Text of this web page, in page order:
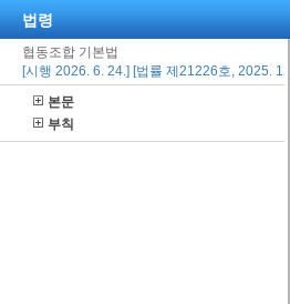
법령
협동조합 기본법
[시행 2026. 6. 24.] [법률 제21226호, 2025.
본문
부칙